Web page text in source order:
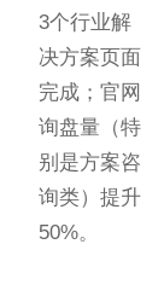
3个行业解
决方案页面
完成；官网
询盘量（特
别是方案咨
询类）提升
50%。